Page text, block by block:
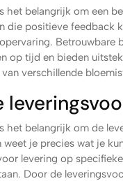
het belangrijk om een
die positieve feedback
op tijd en bieden
verschillende
het belangrijk om de
je precies wat je
levering op
Door de